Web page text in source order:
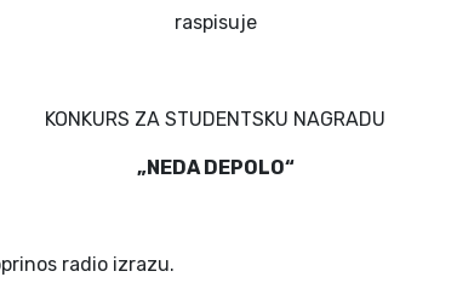
raspisuje
KONKURS ZA STUDENTSKU NAGRADU
„NEDA DEPOLO“
radio izrazu.